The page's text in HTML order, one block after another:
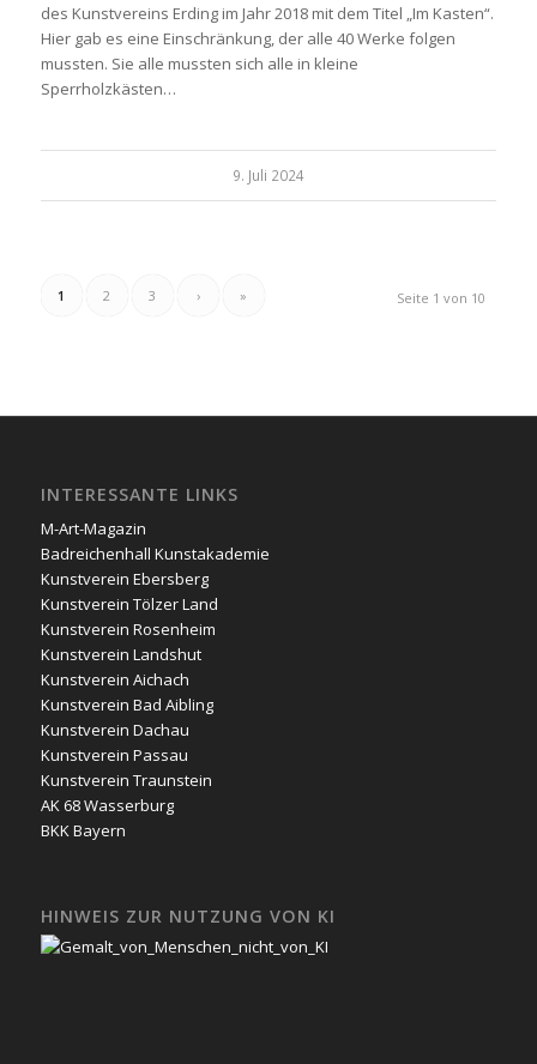
des Kunstvereins Erding im Jahr 2018 mit dem Titel „Im Kasten“.
Hier gab es eine Einschränkung, der alle 40 Werke folgen
mussten. Sie alle mussten sich alle in kleine
Sperrholzkästen…
9. Juli 2024
Seite 1 von 10
1 2 3 › »
INTERESSANTE LINKS
M-Art-Magazin
Badreichenhall Kunstakademie
Kunstverein Ebersberg
Kunstverein Tölzer Land
Kunstverein Rosenheim
Kunstverein Landshut
Kunstverein Aichach
Kunstverein Bad Aibling
Kunstverein Dachau
Kunstverein Passau
Kunstverein Traunstein
AK 68 Wasserburg
BKK Bayern
HINWEIS ZUR NUTZUNG VON KI